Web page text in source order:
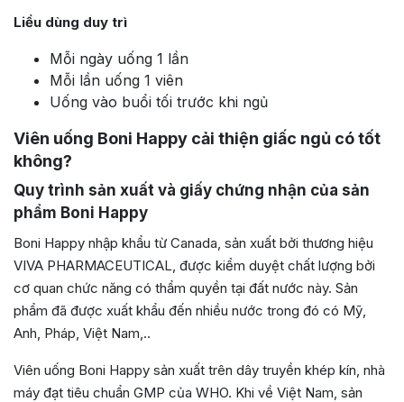
Liều dùng duy trì
Mỗi ngày uống 1 lần
Mỗi lần uống 1 viên
Uống vào buổi tối trước khi ngủ
Viên uống Boni Happy cải thiện giấc ngủ có tốt
không?
Quy trình sản xuất và giấy chứng nhận của sản
phẩm Boni Happy
Boni Happy nhập khẩu từ Canada, sản xuất bởi thương hiệu
VIVA PHARMACEUTICAL, được kiểm duyệt chất lượng bởi
cơ quan chức năng có thẩm quyền tại đất nước này. Sản
phẩm đã được xuất khẩu đến nhiều nước trong đó có Mỹ,
Anh, Pháp, Việt Nam,..
Viên uống Boni Happy sản xuất trên dây truyền khép kín, nhà
máy đạt tiêu chuẩn GMP của WHO. Khi về Việt Nam, sản